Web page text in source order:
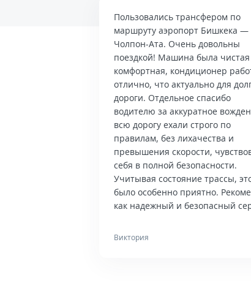
Пользовались трансфером по
маршруту аэропорт Бишкека —
Чолпон-Ата. Очень довольны
поездкой! Машина была
комфортная, кондиционер
отлично, что актуально для
дороги. Отдельное спасибо
водителю за аккуратное
всю дорогу ехали строго по
правилам, без лихачества и
превышения скорости,
себя в полной безопасности.
Учитывая состояние трассы,
было особенно приятно.
как надежный и безопасный
Виктория